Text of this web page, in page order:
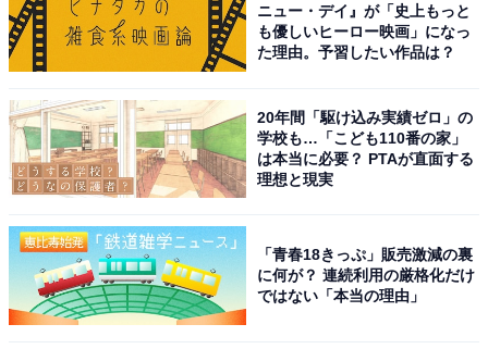
こちらもおすすめ
文武両道だと思う「島根県の公立進学校」ラン
キング！ 1位は「松江北高等学校」、では続く2
1
ニュー・デイ』が「史上もっと
も優しいヒーロー映画」になっ
た理由。予習したい作品は？
20年間「駆け込み実績ゼロ」の
学校も…「こども110番の家」
は本当に必要？ PTAが直面する
理想と現実
「青春18きっぷ」販売激減の裏
に何が？ 連続利用の厳格化だけ
ではない「本当の理由」